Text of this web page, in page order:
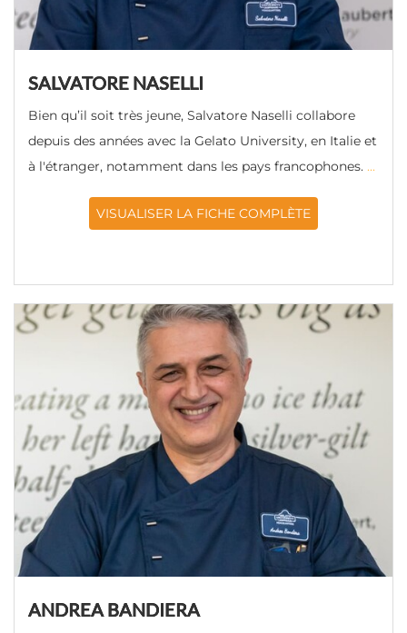
SALVATORE NASELLI
Bien qu’il soit très jeune, Salvatore Naselli collabore
depuis des années avec la Gelato University, en Italie et
à l'étranger, notamment dans les pays francophones. ...
VISUALISER LA FICHE COMPLÈTE
ANDREA BANDIERA